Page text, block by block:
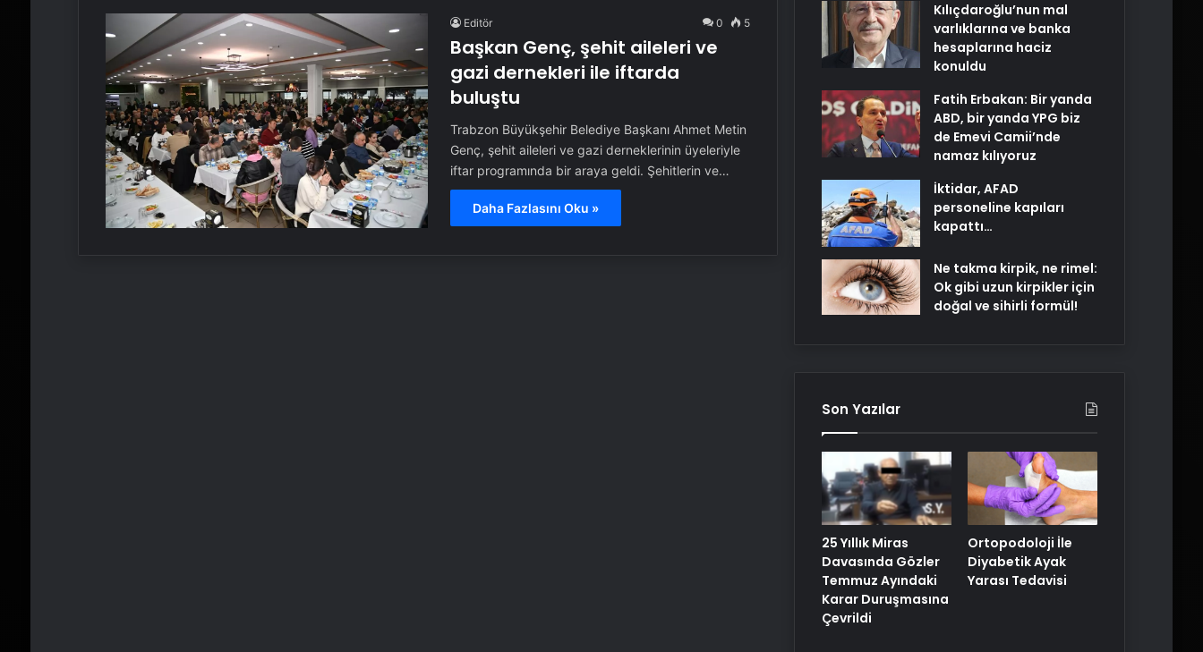
Editör 0 5
Başkan Genç, şehit aileleri ve
gazi dernekleri ile iftarda
buluştu
Trabzon Büyükşehir Belediye Başkanı Ahmet Metin
Genç, şehit aileleri ve gazi derneklerinin üyeleriyle
iftar programında bir araya geldi. Şehitlerin ve…
Daha Fazlasını Oku »
Kılıçdaroğlu’nun mal
varlıklarına ve banka
hesaplarına haciz
konuldu
Fatih Erbakan: Bir yanda
ABD, bir yanda YPG biz
de Emevi Camii’nde
namaz kılıyoruz
İktidar, AFAD
personeline kapıları
kapattı…
Ne takma kirpik, ne rimel:
Ok gibi uzun kirpikler için
doğal ve sihirli formül!
Son Yazılar
25 Yıllık Miras
Davasında Gözler
Temmuz Ayındaki
Karar Duruşmasına
Çevrildi
Ortopodoloji İle
Diyabetik Ayak
Yarası Tedavisi